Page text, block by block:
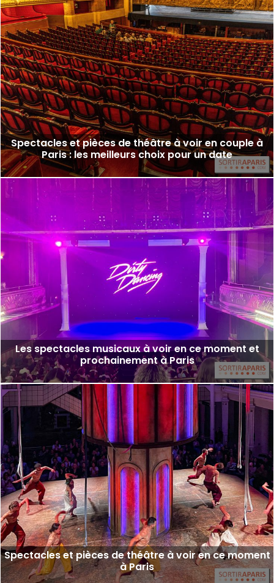
Spectacles et pièces de théâtre à voir en couple à
Paris : les meilleurs choix pour un date
Les spectacles musicaux à voir en ce moment et
prochainement à Paris
Spectacles et pièces de théâtre à voir en ce moment
à Paris